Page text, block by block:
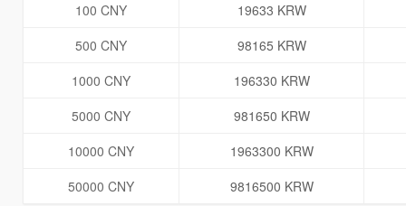
100 CNY
19633 KRW
500 CNY
98165 KRW
1000 CNY
196330 KRW
5000 CNY
981650 KRW
10000 CNY
1963300 KRW
50000 CNY
9816500 KRW